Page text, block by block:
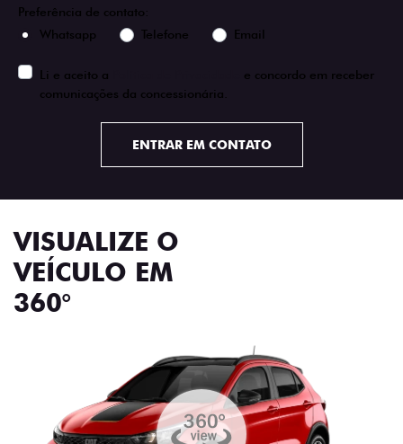
Preferência de contato:
Whatsapp
Telefone Email
Li e aceito a
e concordo em receber
comunicações da concessionária.
ENTRAR EM CONTATO
VISUALIZE O
VEÍCULO EM
360°